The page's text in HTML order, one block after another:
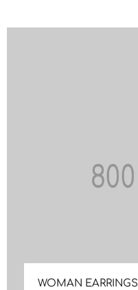
WOMAN EARRINGS